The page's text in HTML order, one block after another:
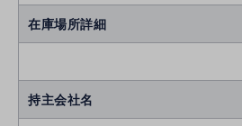
在庫場所詳細
持主会社名